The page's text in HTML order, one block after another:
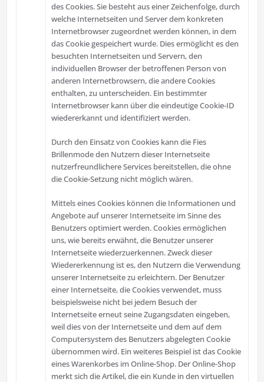
des Cookies. Sie besteht aus einer Zeichenfolge, durch
welche Internetseiten und Server dem konkreten
Internetbrowser zugeordnet werden können, in dem
das Cookie gespeichert wurde. Dies ermöglicht es den
besuchten Internetseiten und Servern, den
individuellen Browser der betroffenen Person von
anderen Internetbrowsern, die andere Cookies
enthalten, zu unterscheiden. Ein bestimmter
Internetbrowser kann über die eindeutige Cookie-ID
wiedererkannt und identifiziert werden.
Durch den Einsatz von Cookies kann die Fies
Brillenmode den Nutzern dieser Internetseite
nutzerfreundlichere Services bereitstellen, die ohne
die Cookie-Setzung nicht möglich wären.
Mittels eines Cookies können die Informationen und
Angebote auf unserer Internetseite im Sinne des
Benutzers optimiert werden. Cookies ermöglichen
uns, wie bereits erwähnt, die Benutzer unserer
Internetseite wiederzuerkennen. Zweck dieser
Wiedererkennung ist es, den Nutzern die Verwendung
unserer Internetseite zu erleichtern. Der Benutzer
einer Internetseite, die Cookies verwendet, muss
beispielsweise nicht bei jedem Besuch der
Internetseite erneut seine Zugangsdaten eingeben,
weil dies von der Internetseite und dem auf dem
Computersystem des Benutzers abgelegten Cookie
übernommen wird. Ein weiteres Beispiel ist das Cookie
eines Warenkorbes im Online-Shop. Der Online-Shop
merkt sich die Artikel, die ein Kunde in den virtuellen